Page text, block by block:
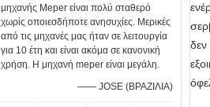
μηχανής Meper είναι πολύ σταθερό
χωρίς οποιεσδήποτε ανησυχίες. Μερικές
από τις μηχανές μας ήταν σε λειτουργία
για 10 έτη και είναι ακόμα σε κανονική
χρήση. Η μηχανή meper είναι μεγάλη.
—— JOSE (ΒΡΑΖΙΛΙΑ)
δεν